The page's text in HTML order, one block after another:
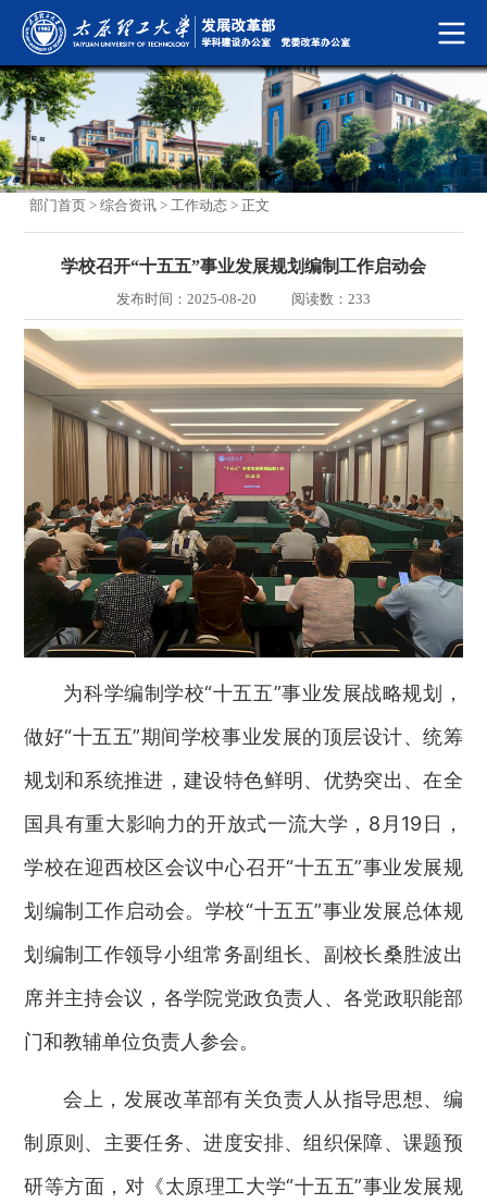
部门首页 >综合资讯 >工作动态 > 正文
学校召开“十五五”事业发展规划编制工作启动会
发布时间：2025-08-20 阅读数： 233
为科学编制学校“十五五”事业发展战略规划，
做好“十五五”期间学校事业发展的顶层设计、统筹
规划和系统推进，建设特色鲜明、优势突出、在全
国具有重大影响力的开放式一流大学，8月19日，
学校在迎西校区会议中心召开“十五五”事业发展规
划编制工作启动会。学校“十五五”事业发展总体规
划编制工作领导小组常务副组长、副校长桑胜波出
席并主持会议，各学院党政负责人、各党政职能部
门和教辅单位负责人参会。
会上，发展改革部有关负责人从指导思想、编
制原则、主要任务、进度安排、组织保障、课题预
研等方面，对《太原理工大学“十五五”事业发展规